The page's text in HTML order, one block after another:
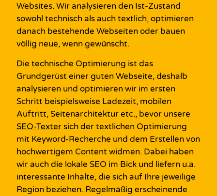
Websites. Wiranalysieren den Ist-Zustand
sowohl technisch als auch textlich,optimieren
danach bestehende Webseiten oder bauen
völlig neue, wenn gewünscht.
Die technische Optimierung ist das
Grundgerüst einer gutenWebseite, deshalb
analysieren und optimierenwir im ersten
Schritt beispielsweise Ladezeit, mobilen
Auftritt,Seitenarchitekturetc., bevor unsere
SEO-Texter sich der textlichen Optimierung
mit Keyword-Recherche und dem Erstellenvon
hochwertigem Content widmen. Dabei haben
wir auch die lokale SEO im Bick und liefern u.a.
interessante Inhalte, die sich auf Ihre jeweilige
Region beziehen.Regelmäßig erscheinende